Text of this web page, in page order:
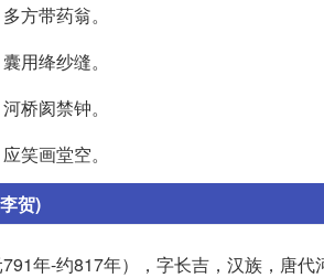
方带药翁。
用绛纱缝。
桥阂禁钟。
笑画堂空。
贺)
年-约817年），字长吉，汉族，唐